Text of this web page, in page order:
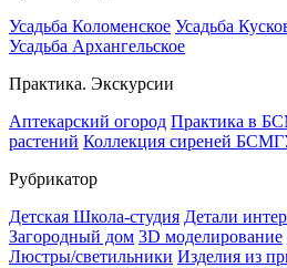
Усадьба Коломенское Усадьба
Усадьба Архангельское
Практика. Экскурсии
Аптекарский огород Практика в
растений Коллекция сиреней
Рубрикатор
Детская Школа-студия Детали
Загородный дом 3D моделирование
Люстры/светильники Изделия из